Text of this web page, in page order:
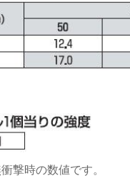
撃時の数値です。